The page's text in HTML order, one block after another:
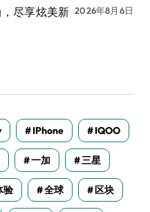
尽享炫美新 2026年8月6日
IPhone IQOO
一加 三星
验 全球 区块